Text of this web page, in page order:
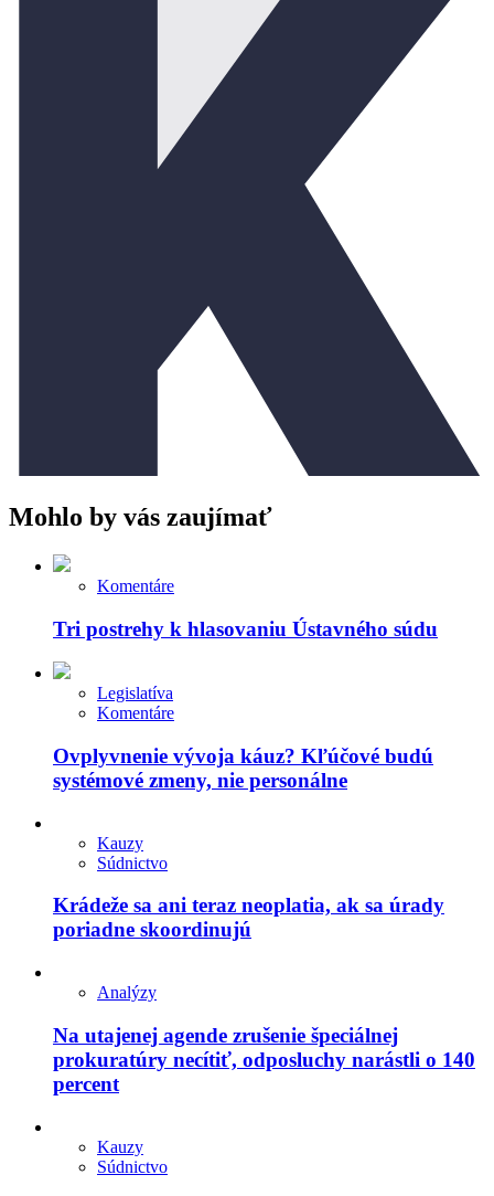
Mohlo by vás zaujímať
Komentáre
Tri postrehy k hlasovaniu Ústavného súdu
Legislatíva
Komentáre
Ovplyvnenie vývoja káuz? Kľúčové budú
systémové zmeny, nie personálne
Kauzy
Súdnictvo
Krádeže sa ani teraz neoplatia, ak sa úrady
poriadne skoordinujú
Analýzy
Na utajenej agende zrušenie špeciálnej
prokuratúry necítiť, odposluchy narástli o 140
percent
Kauzy
Súdnictvo